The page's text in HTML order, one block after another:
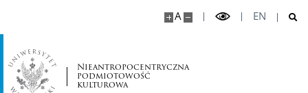
A EN
Nieantropocentryczna
podmiotowość
kulturowa